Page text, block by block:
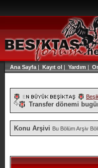
Ana Sayfa | Kayıt ol | Yardım |
Transfer dönemi
Konu Arşivi Bu Bölüm Arşiv